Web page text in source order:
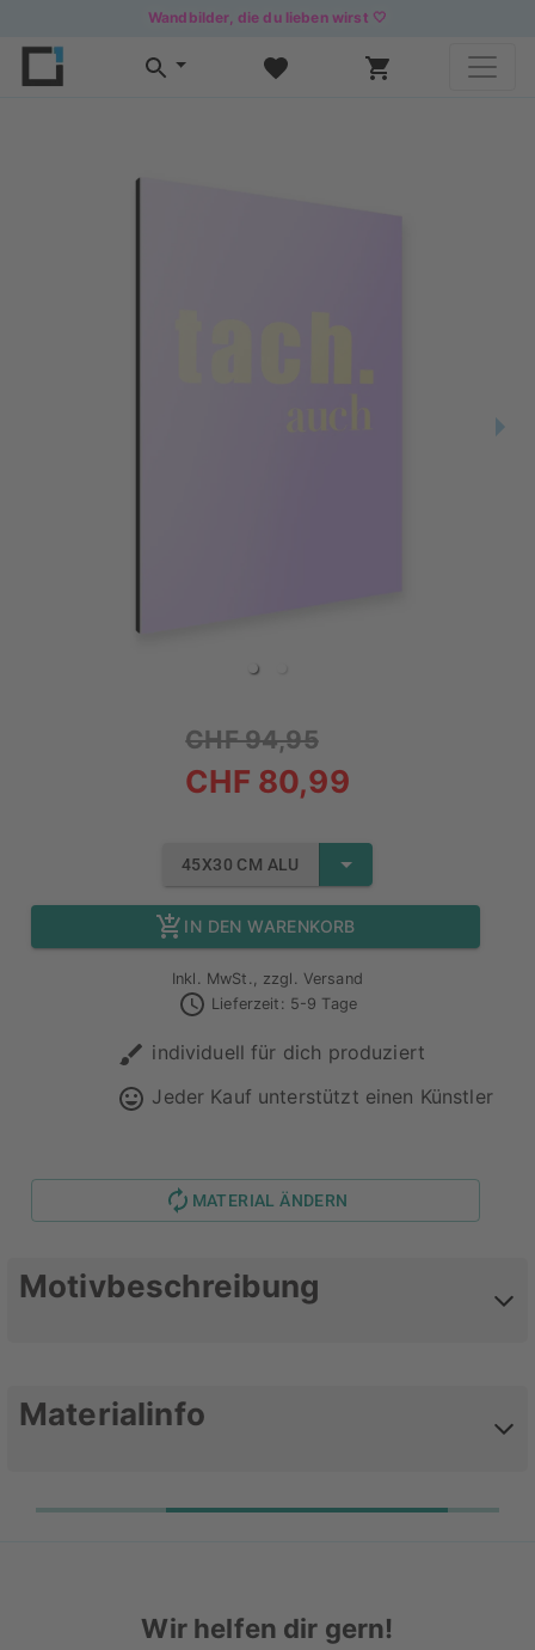
Wandbilder, die du lieben wirst 🤍
CHF 94,95
CHF 80,99
45X30 CM ALU
IN DEN WARENKORB
Inkl. MwSt., zzgl. Versand
Lieferzeit: 5-9 Tage
individuell für dich produziert
Jeder Kauf unterstützt einen Künstler
MATERIAL ÄNDERN
Motivbeschreibung
Materialinfo
Deine Lieblingsmotive als Alu-
seidenmatte und reflexionsarme
Wir helfen dir gern!